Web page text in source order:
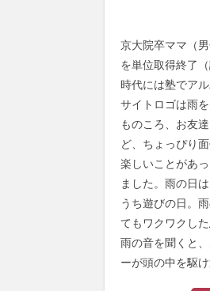
京大院卒ママ（
を単位取得終了
時代には塾でア
サイトロゴは雨
ものころ、お友
ど、ちょっぴり
楽しいことがあ
ました。雨の日
うち遊びの日。
てもワクワクし
雨の音を聞くと
ーが頭の中を駆